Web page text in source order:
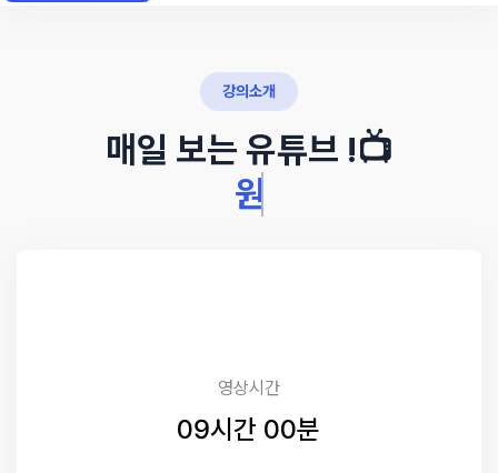
강의소개
매일 보는 유튜브 !📺
원하는 대로 분석도 할 수 있다.
영상시간
09시간 00분